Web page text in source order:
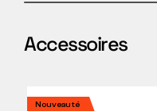
Accessoires
Nouveauté